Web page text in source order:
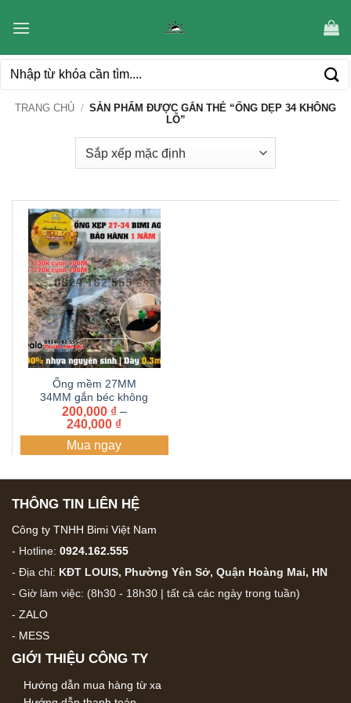
qua
dung
Tìm
TRANG CHỦ / SẢN PHẨM ĐƯỢC GẮN THẺ “ỐNG DẸP 34 KHÔNG
LỖ”
Ống mềm 27MM
34MM gắn béc không
đục lỗ BIMI AGRI | dây
tưới xẹp, ống dẹp (
Cuộn 100 mét)
200,000 ₫ –
240,000 ₫Khoảng
giá:
từ
Mua ngay
THÔNG TIN LIÊN HỆ
Công ty TNHH Bimi Việt Nam
- Hotline: 0924.162.555
- Địa chỉ: KĐT LOUIS, Phường Yên Sở, Quận Hoàng Mai, HN
- Giờ làm việc: (8h30 - 18h30 | tất cả các ngày trong tuần)
- ZALO
- MESS
GIỚI THIỆU CÔNG TY
Hướng dẫn mua hàng từ xa